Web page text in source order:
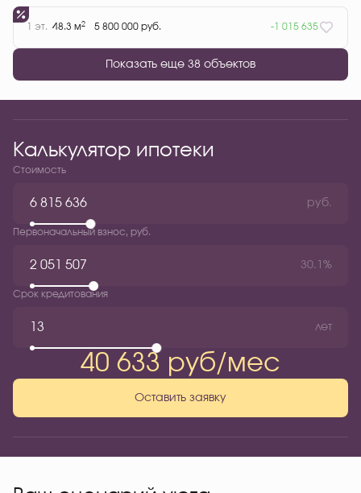
1 эт. 48.3 м2 5 800 000 руб. -1 015 635
Показать еще 38 объектов
Калькулятор ипотеки
Стоимость
руб.
Первоначальный взнос, руб.
30.1%
Срок кредитования
лет
40 633 руб/мес
Оставить заявку